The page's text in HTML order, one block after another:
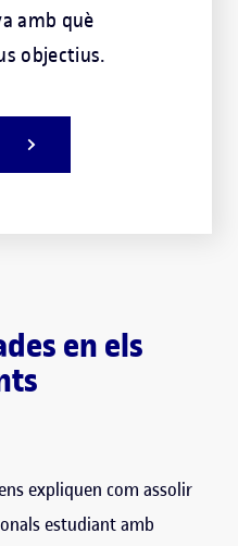
amb què
objectius.
en els
expliquen com assolir
estudiant amb